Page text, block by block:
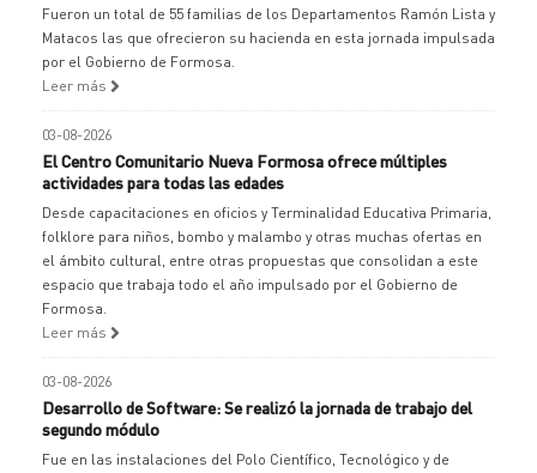
Fueron un total de 55 familias de los Departamentos Ramón Lista y
Matacos las que ofrecieron su hacienda en esta jornada impulsada
por el Gobierno de Formosa.
Leer más
03-08-2026
El Centro Comunitario Nueva Formosa ofrece múltiples
actividades para todas las edades
Desde capacitaciones en oficios y Terminalidad Educativa Primaria,
folklore para niños, bombo y malambo y otras muchas ofertas en
el ámbito cultural, entre otras propuestas que consolidan a este
espacio que trabaja todo el año impulsado por el Gobierno de
Formosa.
Leer más
03-08-2026
Desarrollo de Software: Se realizó la jornada de trabajo del
segundo módulo
Fue en las instalaciones del Polo Científico, Tecnológico y de